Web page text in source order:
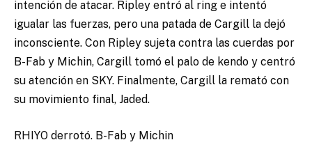
intención de atacar. Ripley entró al ring e intentó
igualar las fuerzas, pero una patada de Cargill la dejó
inconsciente. Con Ripley sujeta contra las cuerdas por
B-Fab y Michin, Cargill tomó el palo de kendo y centró
su atención en SKY. Finalmente, Cargill la remató con
su movimiento final, Jaded.
RHIYO derrotó. B-Fab y Michin